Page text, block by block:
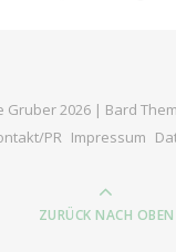
Gruber 2026 | Bard
PR Impressum
ZURÜCK NACH OBEN